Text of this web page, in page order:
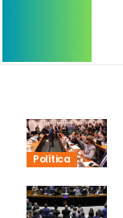
Política